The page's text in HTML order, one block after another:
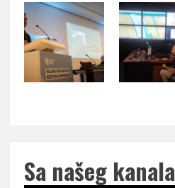
Sa našeg kanala